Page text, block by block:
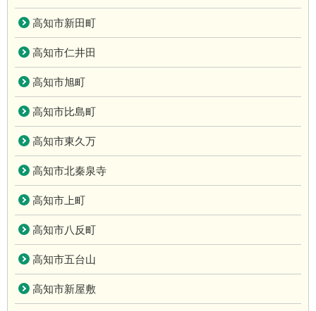
高知市新田町
高知市仁井田
高知市旭町
高知市比島町
高知市東久万
高知市北秦泉寺
高知市上町
高知市八反町
高知市五台山
高知市新屋敷